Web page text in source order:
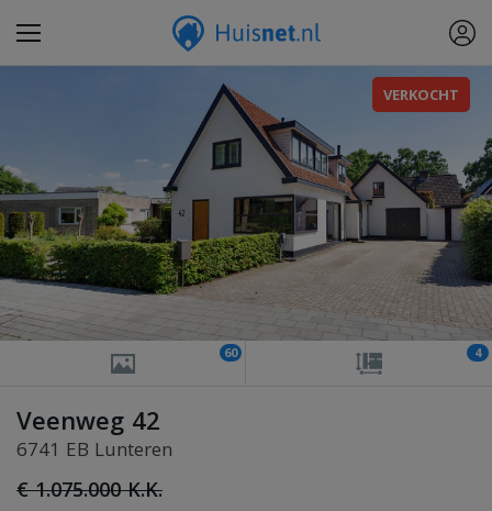
VERKOCHT
60 4
Veenweg 42
6741 EB Lunteren
€ 1.075.000 K.K.